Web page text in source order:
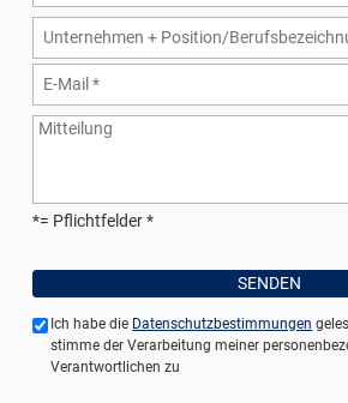
*= Pflichtfelder
Ich habe die Datenschutzbestimmungen
stimme der Verarbeitung meiner
Verantwortlichen zu